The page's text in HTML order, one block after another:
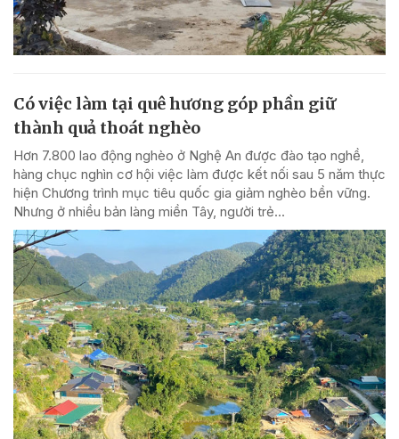
Có việc làm tại quê hương góp phần giữ
thành quả thoát nghèo
Hơn 7.800 lao động nghèo ở Nghệ An được đào tạo nghề,
hàng chục nghìn cơ hội việc làm được kết nối sau 5 năm thực
hiện Chương trình mục tiêu quốc gia giảm nghèo bền vững.
Nhưng ở nhiều bản làng miền Tây, người trẻ...